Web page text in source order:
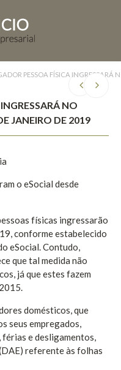
PESSOA FÍSICA INGRESSARÁ
NO
JANEIRO DE 2019
o eSocial desde
físicas ingressarão
conforme estabelecido
eSocial. Contudo,
que tal medida não
já que estes fazem
domésticos, que
seus empregados,
e desligamentos,
referente às folhas